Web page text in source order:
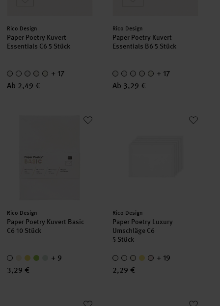
Hersteller:
Rico Design
Paper Poetry Kuvert
Essentials C6 5 Stück
+ 17
Ab 2,49 €
Hersteller:
Rico Design
Paper Poetry Kuvert
Essentials B6 5 Stück
+ 17
Ab 3,29 €
Paper Poetry Kuvert Basic C6 10 Stück
Hersteller:
Rico Design
Paper Poetry Kuvert Basic
C6 10 Stück
+ 9
3,29 €
Paper Poetry Luxury
Hersteller:
Rico Design
Paper Poetry Luxury
Umschläge C6
5 Stück
+ 19
2,29 €
Paper Poetry Renew Umschläge B6Paper Poetry Luxury